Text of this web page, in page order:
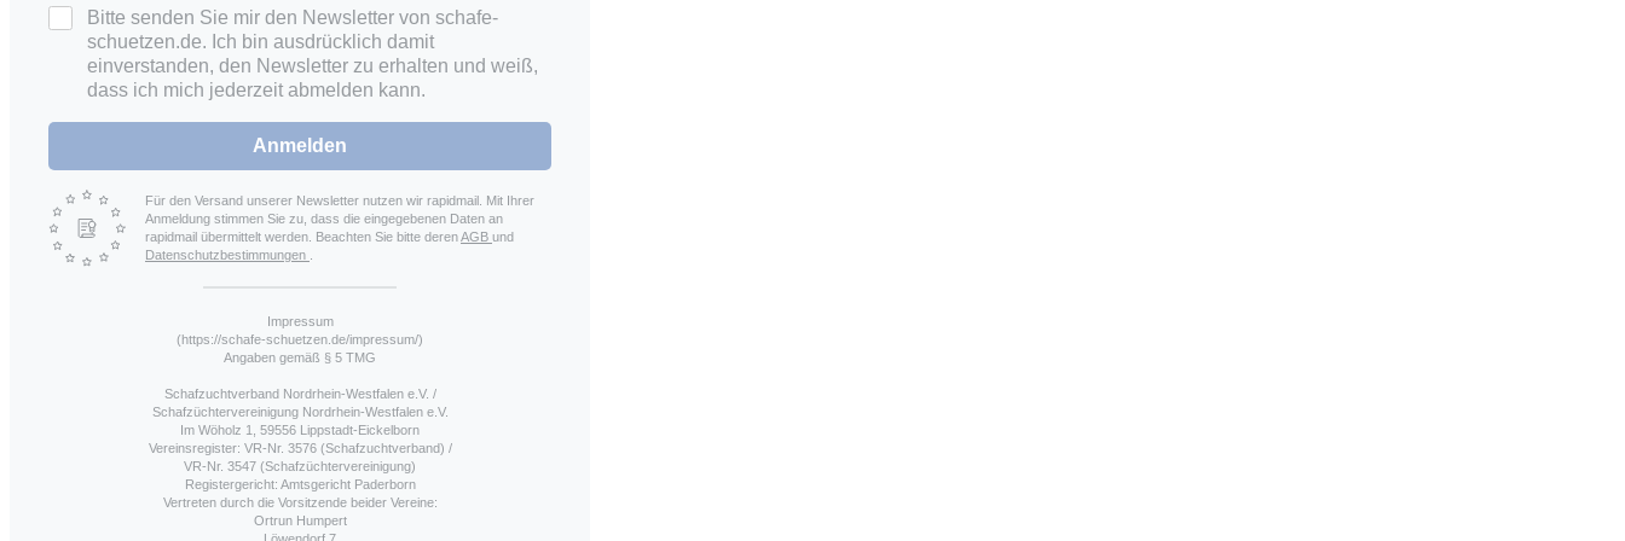
Bitte senden Sie mir den Newsletter von schafe-
schuetzen.de. Ich bin ausdrücklich damit
einverstanden, den Newsletter zu erhalten und weiß,
dass ich mich jederzeit abmelden kann.
Anmelden
Für den Versand unserer Newsletter nutzen wir rapidmail. Mit Ihrer
Anmeldung stimmen Sie zu, dass die eingegebenen Daten an
rapidmail übermittelt werden. Beachten Sie bitte derenAGB und
Datenschutzbestimmungen
Impressum
(https://schafe-schuetzen.de/impressum/)
Angaben gemäß § 5 TMG
Schafzuchtverband Nordrhein-Westfalen e.V. /
Schafzüchtervereinigung Nordrhein-Westfalen e.V.
Im Wöholz 1, 59556 Lippstadt-Eickelborn
Vereinsregister: VR-Nr. 3576 (Schafzuchtverband) /
VR-Nr. 3547 (Schafzüchtervereinigung)
Registergericht: Amtsgericht Paderborn
Vertreten durch die Vorsitzende beider Vereine:
Ortrun Humpert